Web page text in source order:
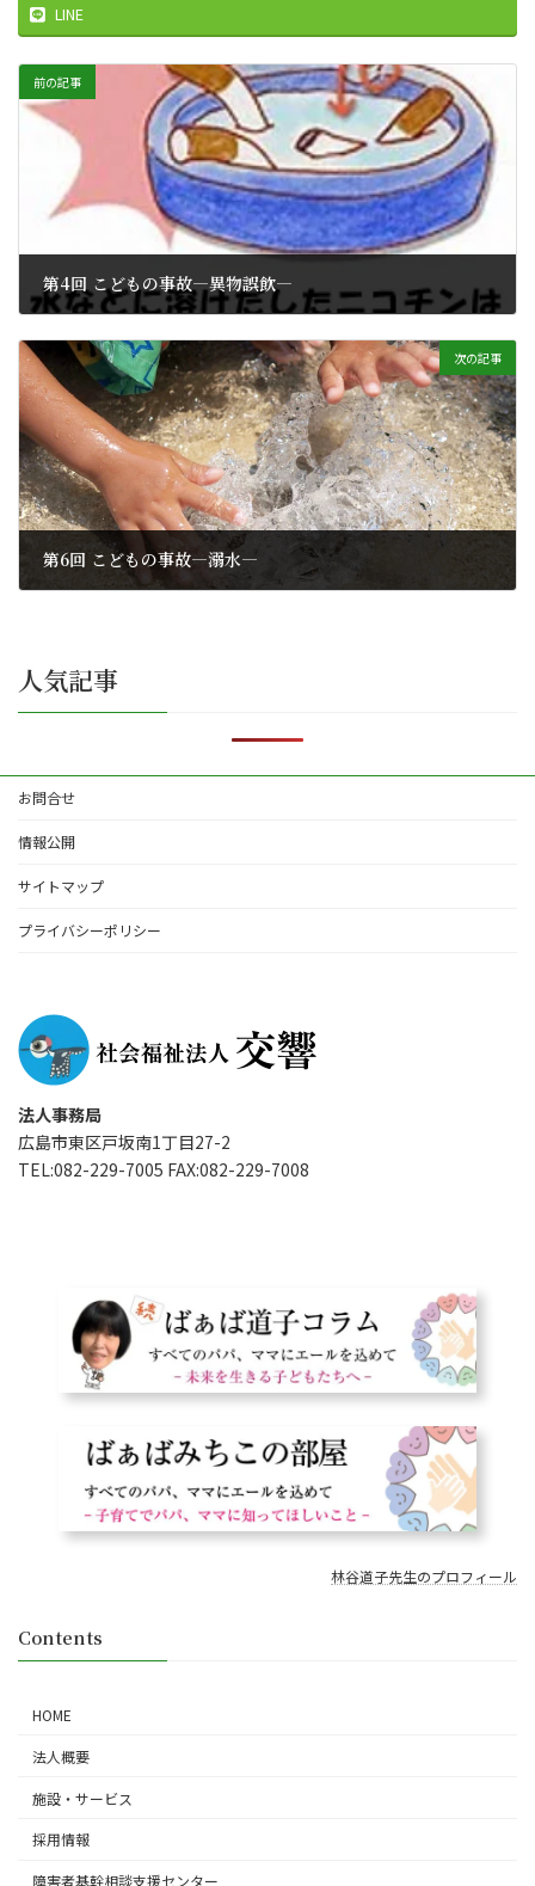
LINE
前の記事
第4回 こどもの事故―異物誤飲―
次の記事
第6回 こどもの事故―溺水―
人気記事
お問合せ
情報公開
サイトマップ
プライバシーポリシー
法人事務局
広島市東区戸坂南1丁目27-2
TEL:082-229-7005 FAX:082-229-7008
林谷道子先生のプロフィール
Contents
HOME
法人概要
施設・サービス
採用情報
障害者基幹相談支援センター